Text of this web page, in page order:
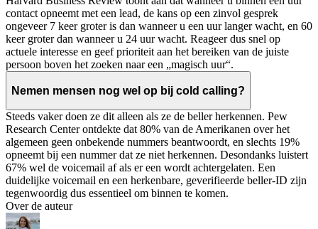
contact opneemt met een lead, de kans op een zinvol gesprek
ongeveer 7 keer groter is dan wanneer u een uur langer wacht, en 60
keer groter dan wanneer u 24 uur wacht. Reageer dus snel op
actuele interesse en geef prioriteit aan het bereiken van de juiste
persoon boven het zoeken naar een „magisch uur“.
Nemen mensen nog wel op bij cold calling?
Steeds vaker doen ze dit alleen als ze de beller herkennen. Pew
Research Center ontdekte dat 80% van de Amerikanen over het
algemeen geen onbekende nummers beantwoordt, en slechts 19%
opneemt bij een nummer dat ze niet herkennen. Desondanks luistert
67% wel de voicemail af als er een wordt achtergelaten. Een
duidelijke voicemail en een herkenbare, geverifieerde beller-ID zijn
tegenwoordig dus essentieel om binnen te komen.
Over de auteur